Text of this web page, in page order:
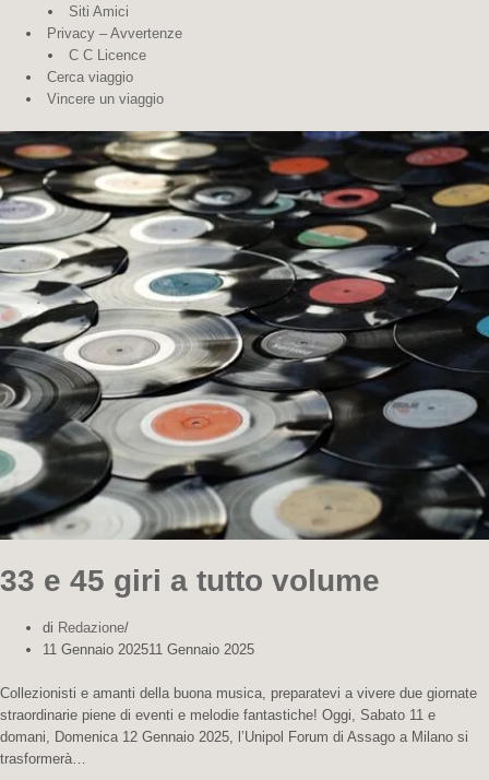
Siti Amici
Privacy – Avvertenze
C C Licence
Cerca viaggio
Vincere un viaggio
33 e 45 giri a tutto volume
di Redazione
11 Gennaio 202511 Gennaio 2025
Collezionisti e amanti della buona musica, preparatevi a vivere due giornate
straordinarie piene di eventi e melodie fantastiche! Oggi, Sabato 11 e
domani, Domenica 12 Gennaio 2025, l’Unipol Forum di Assago a Milano si
trasformerà…